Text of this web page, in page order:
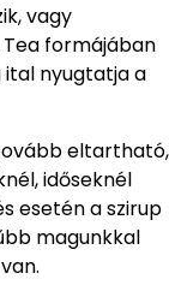
vagy
formájában
nyugtatja a
eltartható,
időseknél
esetén a szirup
magunkkal